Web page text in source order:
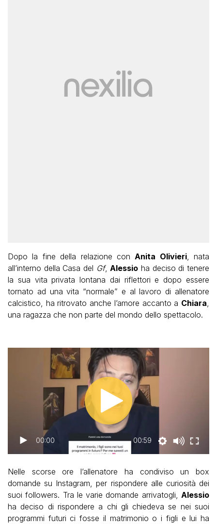
Dopo la fine della relazione con Anita Olivieri, nata
all’interno della Casa del Gf, Alessio ha deciso di tenere
la sua vita privata lontana dai riflettori e dopo essere
tornato ad una vita “normale” e al lavoro di allenatore
calcistico, ha ritrovato anche l’amore accanto a Chiara
una ragazza che non parte del mondo dello spettacolo.
00:00 00:59
Nelle scorse ore l’allenatore ha condiviso un box
domande su Instagram, per rispondere alle curiosità dei
suoi followers. Tra le varie domande arrivatogli, Alessio
ha deciso di rispondere a chi gli chiedeva se nei suoi
programmi futuri ci fosse il matrimonio o i figli e lui ha